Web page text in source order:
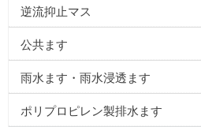
逆流抑止マス
公共ます
雨水ます・雨水浸透ます
ポリプロピレン製排水ます